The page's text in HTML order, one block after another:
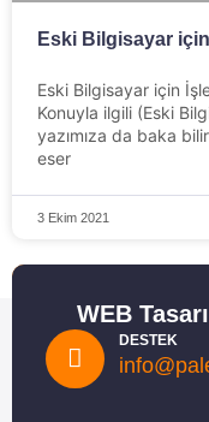
Eski Bilgisayar
Eski Bilgisayar için
Konuyla ilgili (Eski
yazımıza da baka
eser
3 Ekim 2021
WEB
DESTEK